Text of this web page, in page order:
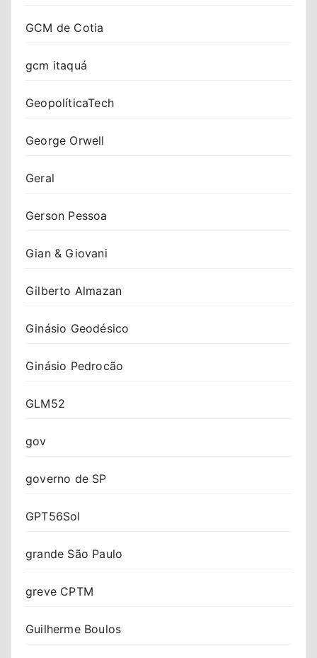
GCM de Cotia
gcm itaquá
GeopolíticaTech
George Orwell
Geral
Gerson Pessoa
Gian & Giovani
Gilberto Almazan
Ginásio Geodésico
Ginásio Pedrocão
GLM52
gov
governo de SP
GPT56Sol
grande São Paulo
greve CPTM
Guilherme Boulos